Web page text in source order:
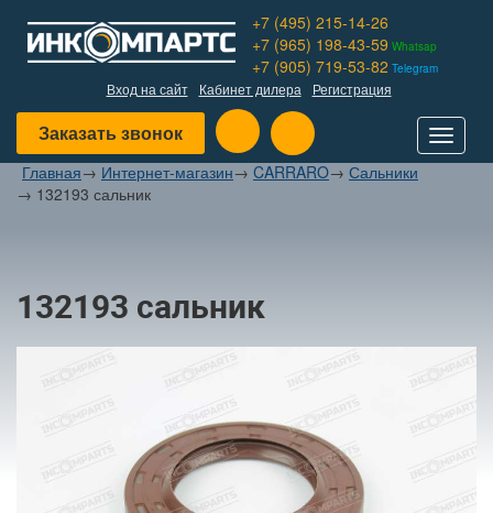
+7 (495) 215-14-26
+7 (965) 198-43-59 Whatsap
+7 (905) 719-53-82 Telegram
Вход на сайт Кабинет дилера Регистрация
Заказать звонок
Toggle
Главная→ Интернет-магазин→ CARRARO→ Сальники
→ 132193 сальник
132193 сальник